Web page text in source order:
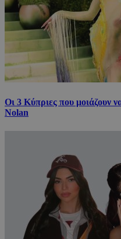
Οι 3 Κύπριες που μοιάζουν
Nolan